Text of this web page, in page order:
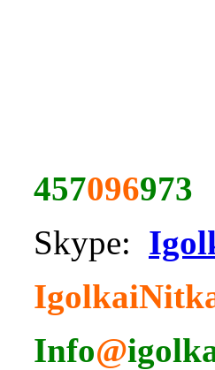
457096973
Skype:
Info@